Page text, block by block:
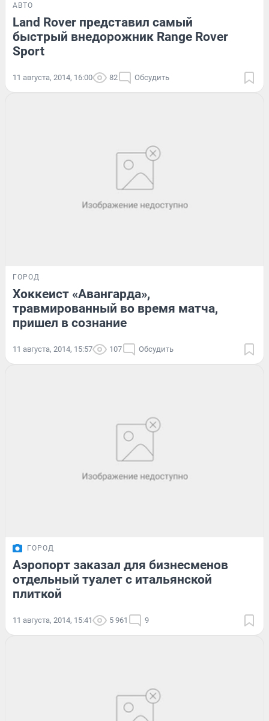
АВТО
Land Rover представил самый
быстрый внедорожник Range Rover
Sport
11 августа, 2014, 16:00 82 Обсудить
ГОРОД
Хоккеист «Авангарда»,
травмированный во время матча,
пришел в сознание
11 августа, 2014, 15:57 107 Обсудить
ГОРОД
Аэропорт заказал для бизнесменов
отдельный туалет с итальянской
плиткой
11 августа, 2014, 15:41 5 961 9